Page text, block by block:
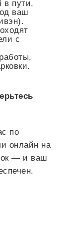
в пути,
ваш
с
по
онлайн на
— и ваш